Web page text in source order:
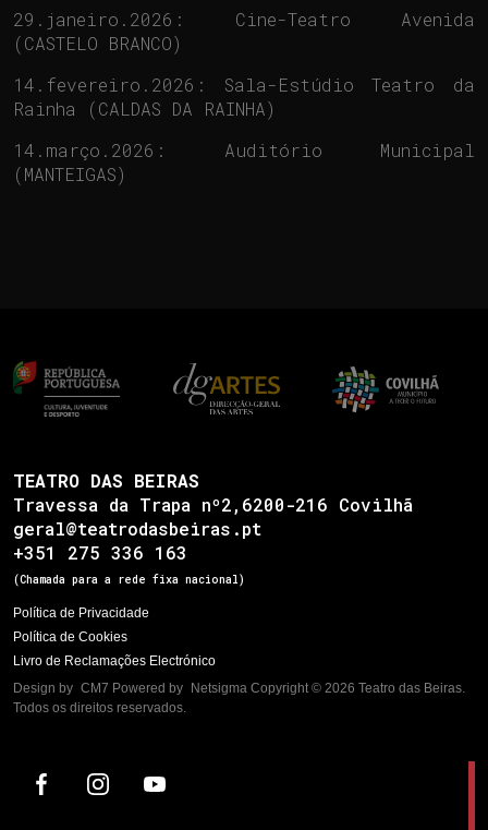
29.janeiro.2026: Cine-Teatro Avenida
(CASTELO BRANCO)
14.fevereiro.2026: Sala-Estúdio Teatro da
Rainha (CALDAS DA RAINHA)
14.março.2026: Auditório Municipal
(MANTEIGAS)
TEATRO DAS BEIRAS
Travessa da Trapa nº2,6200-216 Covilhã
geral@teatrodasbeiras.pt
+351 275 336 163
(Chamada para a rede fixa nacional)
Política de Privacidade
Política de Cookies
Livro de Reclamações Electrónico
Design by CM7 Powered by Netsigma Copyright © 2026 Teatro das Beiras.
Todos os direitos reservados.